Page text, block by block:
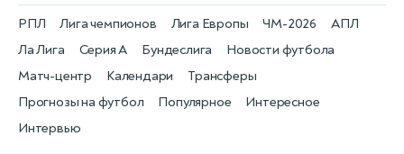
Новости футбола
РПЛ
Матч-центр
Лига чемпионов
Календари
Лига Европы
Трансферы
ЧМ-2026
Прогнозы на футбол
АПЛ
Популярное
Ла Лига
Интересное
Серия А
Интервью
Бундеслига